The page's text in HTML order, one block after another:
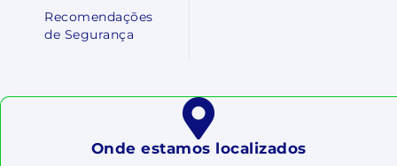
Recomendações
de Segurança
Onde estamos localizados